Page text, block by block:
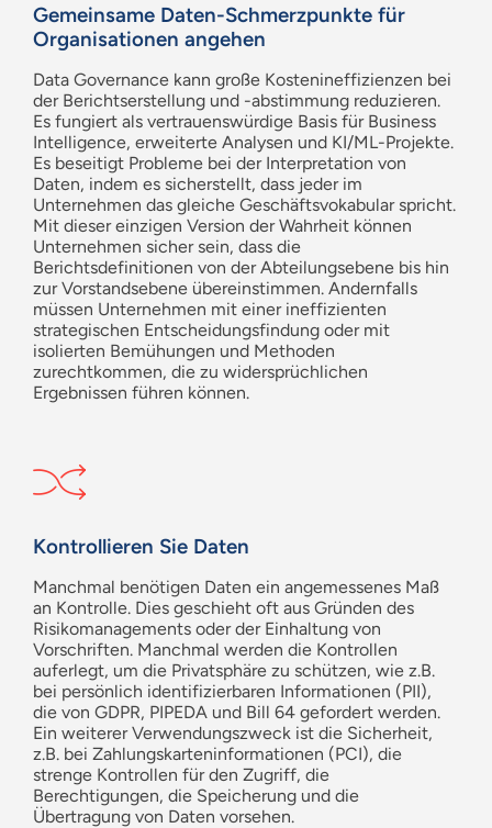
Gemeinsame Daten-Schmerzpunkte für
Organisationen angehen
Data Governance kann große Kostenineffizienzen bei
der Berichtserstellung und -abstimmung reduzieren.
Es fungiert als vertrauenswürdige Basis für Business
Intelligence, erweiterte Analysen und KI/ML-Projekte.
Es beseitigt Probleme bei der Interpretation von
Daten, indem es sicherstellt, dass jeder im
Unternehmen das gleiche Geschäftsvokabular spricht.
Mit dieser einzigen Version der Wahrheit können
Unternehmen sicher sein, dass die
Berichtsdefinitionen von der Abteilungsebene bis hin
zur Vorstandsebene übereinstimmen. Andernfalls
müssen Unternehmen mit einer ineffizienten
strategischen Entscheidungsfindung oder mit
isolierten Bemühungen und Methoden
zurechtkommen, die zu widersprüchlichen
Ergebnissen führen können.
Kontrollieren Sie Daten
Manchmal benötigen Daten ein angemessenes Maß
an Kontrolle. Dies geschieht oft aus Gründen des
Risikomanagements oder der Einhaltung von
Vorschriften. Manchmal werden die Kontrollen
auferlegt, um die Privatsphäre zu schützen, wie z.B.
bei persönlich identifizierbaren Informationen (PII),
die von GDPR, PIPEDA und Bill 64 gefordert werden.
Ein weiterer Verwendungszweck ist die Sicherheit,
z.B. bei Zahlungskarteninformationen (PCI), die
strenge Kontrollen für den Zugriff, die
Berechtigungen, die Speicherung und die
Übertragung von Daten vorsehen.